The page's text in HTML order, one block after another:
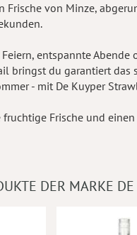
Frische von Minze,
entspannte
bringst du garantiert
- mit De Kuyper
fruchtige Frische und
DER MARKE